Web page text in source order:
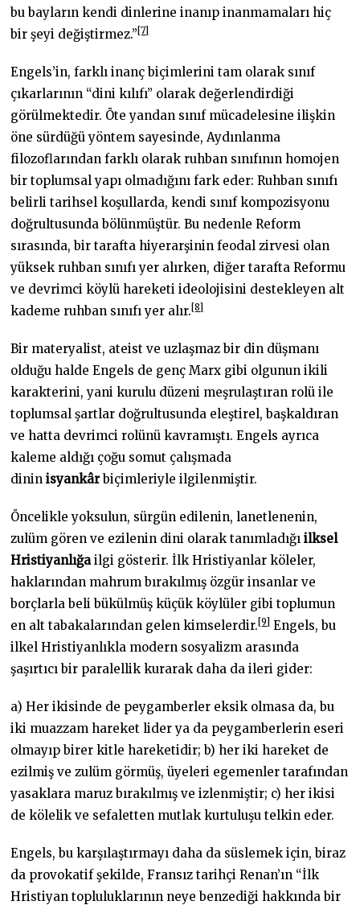
bu bayların kendi dinlerine inanıp inanmamaları hiç
bir şeyi değiştirmez.” [7]
Engels’in, farklı inanç biçimlerini tam olarak sınıf
çıkarlarının “dini kılıfı” olarak değerlendirdiği
görülmektedir. Öte yandan sınıf mücadelesine ilişkin
öne sürdüğü yöntem sayesinde, Aydınlanma
filozoflarından farklı olarak ruhban sınıfının homojen
bir toplumsal yapı olmadığını fark eder: Ruhban sınıfı
belirli tarihsel koşullarda, kendi sınıf kompozisyonu
doğrultusunda bölünmüştür. Bu nedenle Reform
sırasında, bir tarafta hiyerarşinin feodal zirvesi olan
yüksek ruhban sınıfı yer alırken, diğer tarafta Reformu
ve devrimci köylü hareketi ideolojisini destekleyen alt
kademe ruhban sınıfı yer alır. [8]
Bir materyalist, ateist ve uzlaşmaz bir din düşmanı
olduğu halde Engels de genç Marx gibi olgunun ikili
karakterini, yani kurulu düzeni meşrulaştıran rolü ile
toplumsal şartlar doğrultusunda eleştirel, başkaldıran
ve hatta devrimci rolünü kavramıştı. Engels ayrıca
kaleme aldığı çoğu somut çalışmada
dininisyankârbiçimleriyle ilgilenmiştir.
Öncelikle yoksulun, sürgün edilenin, lanetlenenin,
zulüm gören ve ezilenin dini olarak tanımladığıilksel
Hristiyanlığailgi gösterir. İlk Hristiyanlar köleler,
haklarından mahrum bırakılmış özgür insanlar ve
borçlarla beli bükülmüş küçük köylüler gibi toplumun
en alt tabakalarından gelen kimselerdir. [9] Engels, bu
ilkel Hristiyanlıkla modern sosyalizm arasında
şaşırtıcı bir paralellik kurarak daha da ileri gider:
a) Her ikisinde de peygamberler eksik olmasa da, bu
iki muazzam hareket lider ya da peygamberlerin eseri
olmayıp birer kitle hareketidir; b) her iki hareket de
ezilmiş ve zulüm görmüş, üyeleri egemenler tarafından
yasaklara maruz bırakılmış ve izlenmiştir; c) her ikisi
de kölelik ve sefaletten mutlak kurtuluşu telkin eder.
Engels, bu karşılaştırmayı daha da süslemek için, biraz
da provokatif şekilde, Fransız tarihçi Renan’ın “İlk
Hristiyan topluluklarının neye benzediği hakkında bir